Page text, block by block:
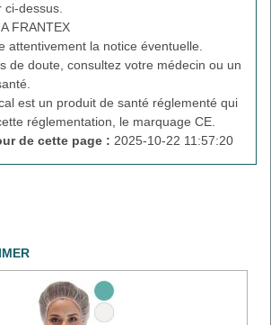
ci-dessus.
FRANTEX
attentivement la notice éventuelle.
de doute, consultez votre médecin ou un
est un produit de santé réglementé qui
réglementation, le marquage CE.
de cette page : 2025-10-22 11:57:20